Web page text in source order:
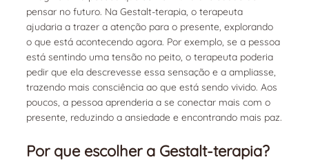
pensar no futuro. Na Gestalt-terapia, o terapeuta
ajudaria a trazer a atenção para o presente, explorando
o que está acontecendo agora. Por exemplo, se a pessoa
está sentindo uma tensão no peito, o terapeuta poderia
pedir que ela descrevesse essa sensação e a ampliasse,
trazendo mais consciência ao que está sendo vivido. Aos
poucos, a pessoa aprenderia a se conectar mais com o
presente, reduzindo a ansiedade e encontrando mais paz.
Por que escolher a Gestalt-terapia?